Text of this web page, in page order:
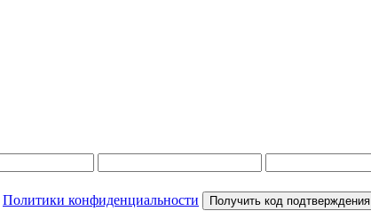
Политики конфиденциальности Получить код подтверждения